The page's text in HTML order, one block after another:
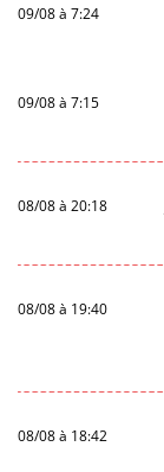
09/08 à 7:24
09/08 à 7:15
08/08 à 20:18
08/08 à 19:40
08/08 à 18:42